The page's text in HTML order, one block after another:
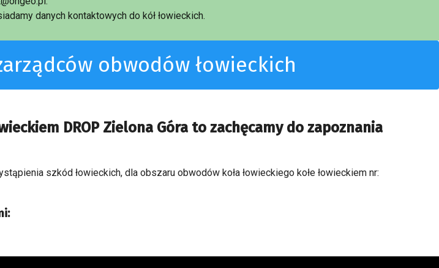
danych kontaktowych do kół łowieckich.
obwodów łowieckich
DROP Zielona Góra to zachęcamy do zapoznania
szkód łowieckich, dla obszaru obwodów koła łowieckiego kołe łowieckiem nr: